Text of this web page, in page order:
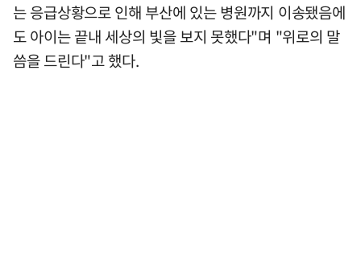
는 응급상황으로 인해 부산에 있는 병원까지 이송됐음에
도 아이는 끝내 세상의 빛을 보지 못했다"며 "위로의 말
씀을 드린다"고 했다.